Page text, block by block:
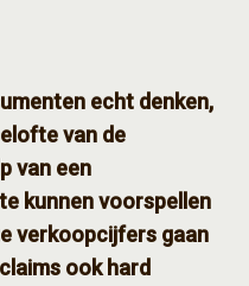
echt denken,
van de
van een
kunnen voorspellen
verkoopcijfers gaan
ook hard